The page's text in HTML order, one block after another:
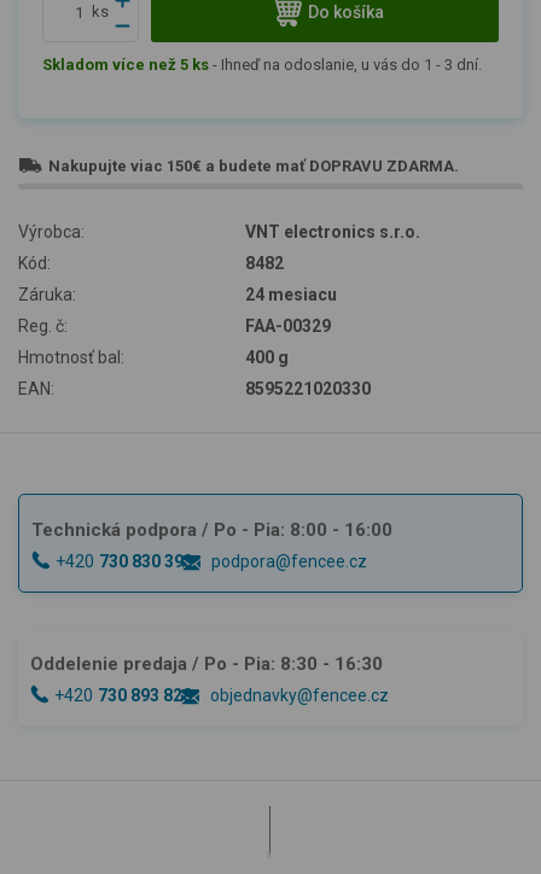
ks Do košíka
Skladom více než 5 ks - Ihneď na odoslanie, u vás do 1 - 3 dní.
Nakupujte viac 150€ a budete mať DOPRAVU ZDARMA.
Výrobca:
VNT electronics s.r.o.
Kód:
8482
Záruka:
24 mesiacu
Reg. č:
FAA-00329
Hmotnosť bal:
400 g
EAN:
8595221020330
Technická podpora / Po - Pia: 8:00 - 16:00
+420 730 830 393 podpora@fencee.cz
Oddelenie predaja / Po - Pia: 8:30 - 16:30
+420 730 893 828 objednavky@fencee.cz